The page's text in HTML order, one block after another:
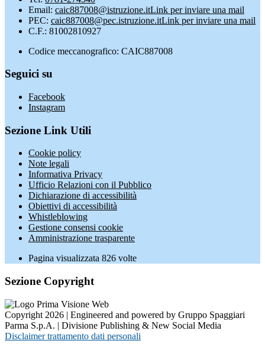
Email: caic887008@istruzione.itLink per inviare una mail
PEC: caic887008@pec.istruzione.itLink per inviare una mail
C.F.: 81002810927
Codice meccanografico: CAIC887008
Seguici su
Facebook
Instagram
Sezione Link Utili
Cookie policy
Note legali
Informativa Privacy
Ufficio Relazioni con il Pubblico
Dichiarazione di accessibilità
Obiettivi di accessibilità
Whistleblowing
Gestione consensi cookie
Amministrazione trasparente
Pagina visualizzata 826 volte
Sezione Copyright
Copyright 2026 | Engineered and powered by Gruppo Spaggiari
Parma S.p.A. | Divisione Publishing & New Social Media
Disclaimer trattamento dati personali